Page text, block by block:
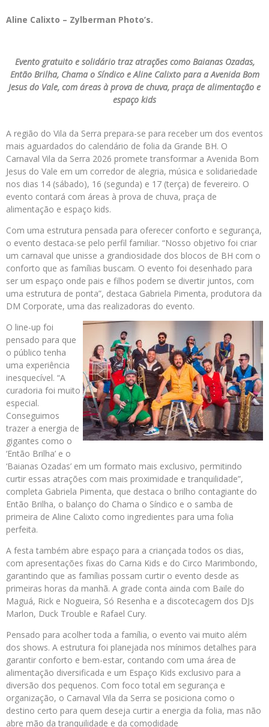
Aline Calixto – Zylberman Photo’s.
Evento gratuito e solidário traz atrações como Baianas Ozadas,
Então Brilha, Chama o Síndico e Aline Calixto para a Avenida Bom
Jesus do Vale, com áreas à prova de chuva, praça de alimentação e
espaço kids
A região do Vila da Serra prepara-se para receber um dos eventos
mais aguardados do calendário de folia da Grande BH. O
Carnaval Vila da Serra 2026 promete transformar a Avenida Bom
Jesus do Vale em um corredor de alegria, música e solidariedade
nos dias 14 (sábado), 16 (segunda) e 17 (terça) de fevereiro. O
evento contará com áreas à prova de chuva, praça de
alimentação e espaço kids.
Com uma estrutura pensada para oferecer conforto e segurança,
o evento destaca-se pelo perfil familiar. “Nosso objetivo foi criar
um carnaval que unisse a grandiosidade dos blocos de BH com o
conforto que as famílias buscam. O evento foi desenhado para
ser um espaço onde pais e filhos podem se divertir juntos, com
uma estrutura de ponta”, destaca Gabriela Pimenta, produtora da
DM Corporate, uma das realizadoras do evento.
O line-up foi
pensado para que
o público tenha
uma experiência
inesquecível. “A
curadoria foi muito
especial.
Conseguimos
trazer a energia de
gigantes como o
‘Então Brilha’ e o
‘Baianas Ozadas’ em um formato mais exclusivo, permitindo
curtir essas atrações com mais proximidade e tranquilidade”,
completa Gabriela Pimenta, que destaca o brilho contagiante do
Então Brilha, o balanço do Chama o Síndico e o samba de
primeira de Aline Calixto como ingredientes para uma folia
perfeita.
A festa também abre espaço para a criançada todos os dias,
com apresentações fixas do Carna Kids e do Circo Marimbondo,
garantindo que as famílias possam curtir o evento desde as
primeiras horas da manhã. A grade conta ainda com Baile do
Maguá, Rick e Nogueira, Só Resenha e a discotecagem dos DJs
Marlon, Duck Trouble e Rafael Cury.
Pensado para acolher toda a família, o evento vai muito além
dos shows. A estrutura foi planejada nos mínimos detalhes para
garantir conforto e bem-estar, contando com uma área de
alimentação diversificada e um Espaço Kids exclusivo para a
diversão dos pequenos. Com foco total em segurança e
organização, o Carnaval Vila da Serra se posiciona como o
destino certo para quem deseja curtir a energia da folia, mas não
abre mão da tranquilidade e da comodidade